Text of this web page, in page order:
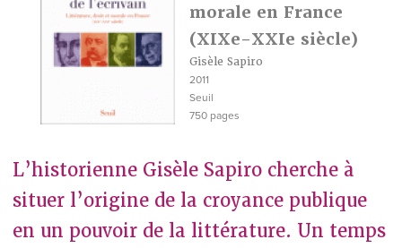
morale en France
(XIXe-XXIe siècle)
Gisèle Sapiro
2011
Seuil
750 pages
L’historienne Gisèle Sapiro cherche à
situer l’origine de la croyance publique
en un pouvoir de la littérature. Un temps